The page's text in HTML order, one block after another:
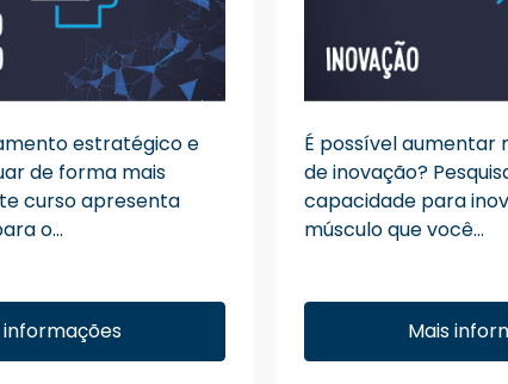
estratégico e
de forma mais
curso apresenta
o...
informações
É possível aumentar
de inovação?
capacidade para
músculo que você...
Mais